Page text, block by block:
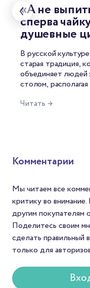
«А не
сперва
душевные
о чае от
знаменитых
русских
писателей
В русской
старая традиция,
объединяет людей
столом, располагая
называется она —
напиток нашёл
Читать →
Комментарии
Мы читаем все
критику во
другим покупателям
Поделитесь своим
сделать правильный
только для